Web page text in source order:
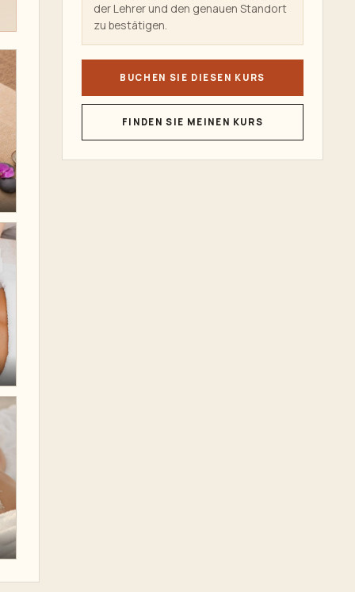
der Lehrer und den genauen Standort
zu bestätigen.
BUCHEN SIE DIESEN KURS
FINDEN SIE MEINEN KURS